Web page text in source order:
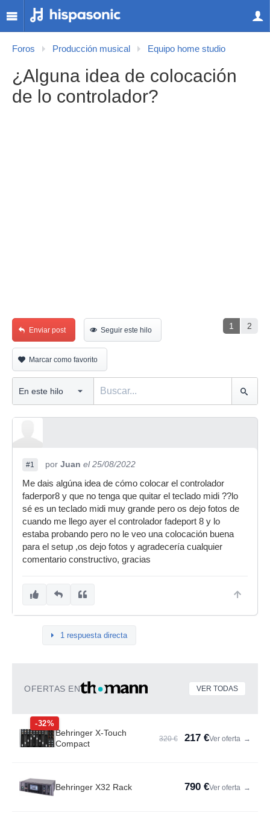
Foros Producción musical Equipo home studio
¿Alguna idea de colocación
de lo controlador?
1 2
Enviar post Seguir este hilo
Marcar como favorito
#1 por Juan el 25/08/2022
Me dais algúna idea de cómo colocar el controlador
faderpor8 y que no tenga que quitar el teclado midi ??lo
sé es un teclado midi muy grande pero os dejo fotos de
cuando me llego ayer el controlador fadeport 8 y lo
estaba probando pero no le veo una colocación buena
para el setup ,os dejo fotos y agradecería cualquier
comentario constructivo, gracias
1 respuesta directa
OFERTAS EN VER TODAS
-32%
Behringer X-Touch
Compact
320 € 217 €Ver oferta →
Behringer X32 Rack 790 €Ver oferta →